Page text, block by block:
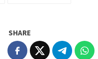
SHARE